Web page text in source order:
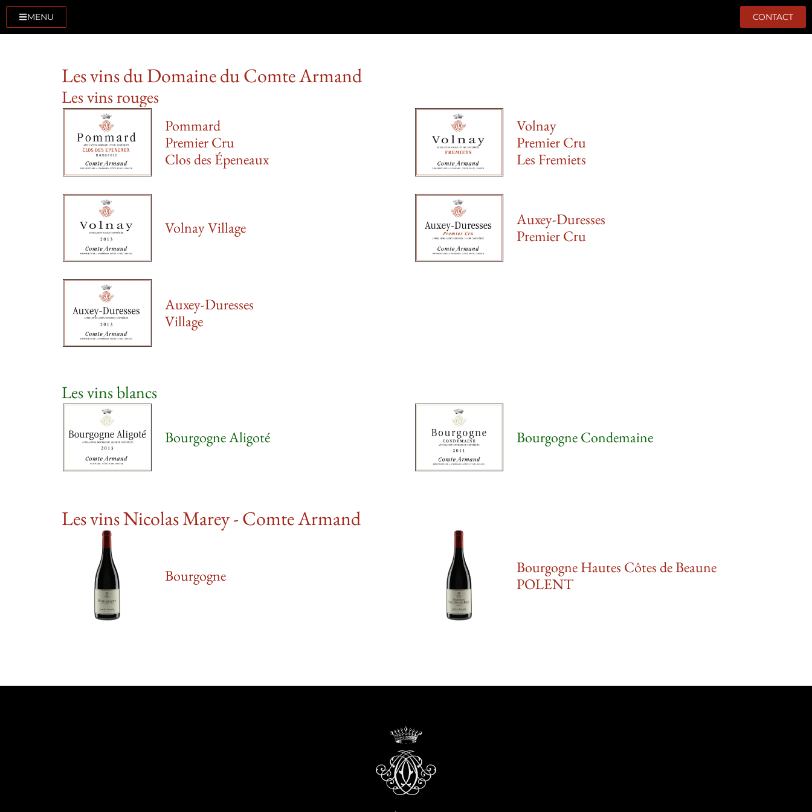
MENU CONTACT
Les vins du Domaine du Comte Armand
Les vins rouges
Pommard
Premier Cru
Clos des Épeneaux
Volnay
Premier Cru
Les Fremiets
Volnay Village
Auxey-Duresses
Premier Cru
Auxey-Duresses
Village
Les vins blancs
Bourgogne Aligoté Bourgogne Condemaine
Les vins Nicolas Marey - Comte Armand
Bourgogne
Bourgogne Hautes Côtes de Beaune
POLENT